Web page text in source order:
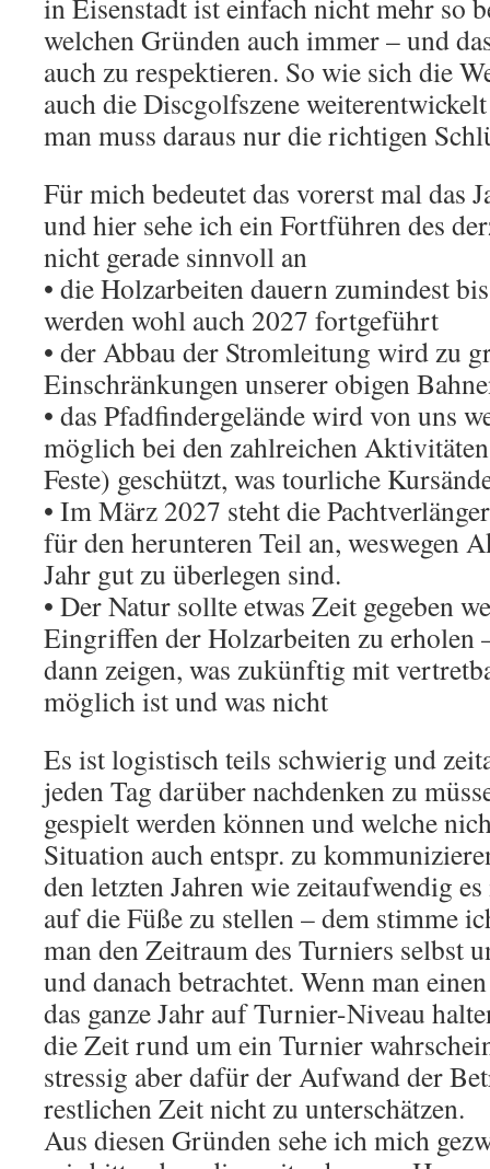
in Eisenstadt ist einfach nicht mehr so
welchen Gründen auch immer – und
auch zu respektieren. So wie sich die
auch die Discgolfszene
man muss daraus nur die richtigen
Für mich bedeutet das vorerst mal das
und hier sehe ich ein Fortführen des
nicht gerade sinnvoll an
• die Holzarbeiten dauern zumindest
werden wohl auch 2027 fortgeführt
• der Abbau der Stromleitung wird zu
Einschränkungen unserer obigen
• das Pfadfindergelände wird von uns
möglich bei den zahlreichen
Feste) geschützt, was tourliche
• Im März 2027 steht die
für den herunteren Teil an, weswegen
Jahr gut zu überlegen sind.
• Der Natur sollte etwas Zeit gegeben
Eingriffen der Holzarbeiten zu
dann zeigen, was zukünftig mit
möglich ist und was nicht
Es ist logistisch teils schwierig und
jeden Tag darüber nachdenken zu
gespielt werden können und welche
Situation auch entspr. zu
den letzten Jahren wie zeitaufwendig
auf die Füße zu stellen – dem stimme
man den Zeitraum des Turniers selbst
und danach betrachtet. Wenn man
das ganze Jahr auf Turnier-Niveau
die Zeit rund um ein Turnier
stressig aber dafür der Aufwand der
restlichen Zeit nicht zu unterschätzen.
Aus diesen Gründen sehe ich mich